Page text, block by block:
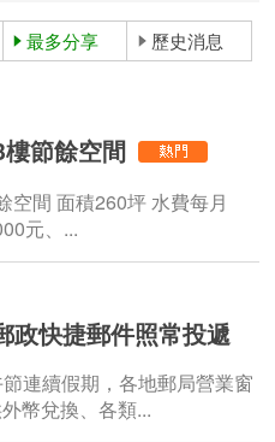
最多分享 歷史消息
節餘空間
空間 面積260坪 水費每月
元、...
政快捷郵件照常投遞
連續假期，各地郵局營業窗
幣兌換、各類...